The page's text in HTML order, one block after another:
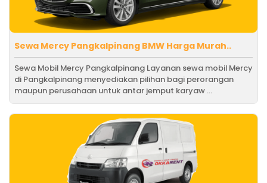
Sewa Mercy Pangkalpinang BMW Harga Murah..
Sewa Mobil Mercy Pangkalpinang Layanan sewa mobil Mercy
di Pangkalpinang menyediakan pilihan bagi perorangan
maupun perusahaan untuk antar jemput karyaw ...